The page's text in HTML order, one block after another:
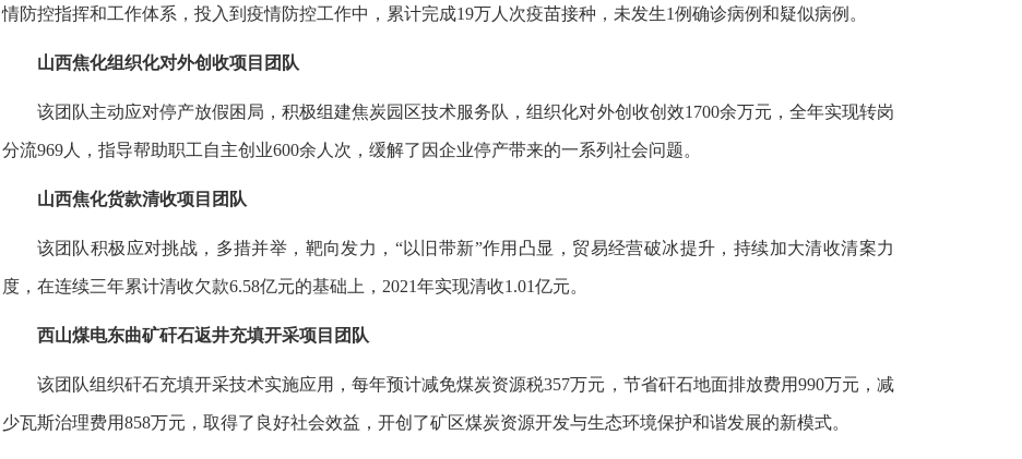
情防控指挥和工作体系，投入到疫情防控工作中，累计完成19万人次疫苗接种，未发生1例确诊病例和疑似病例。
山西焦化组织化对外创收项目团队
该团队主动应对停产放假困局，积极组建焦炭园区技术服务队，组织化对外创收创效1700余万元，全年实现转岗
分流969人，指导帮助职工自主创业600余人次，缓解了因企业停产带来的一系列社会问题。
山西焦化货款清收项目团队
该团队积极应对挑战，多措并举，靶向发力，“以旧带新”作用凸显，贸易经营破冰提升，持续加大清收清案力
度，在连续三年累计清收欠款6.58亿元的基础上，2021年实现清收1.01亿元。
西山煤电东曲矿矸石返井充填开采项目团队
该团队组织矸石充填开采技术实施应用，每年预计减免煤炭资源税357万元，节省矸石地面排放费用990万元，减
少瓦斯治理费用858万元，取得了良好社会效益，开创了矿区煤炭资源开发与生态环境保护和谐发展的新模式。